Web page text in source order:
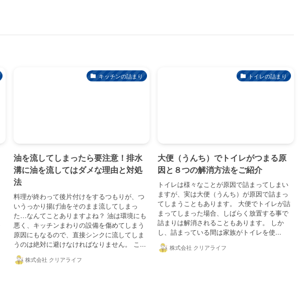
キッチンの詰まり
油を流してしまったら要注意！排水
溝に油を流してはダメな理由と対処
法
料理が終わって後片付けをするつもりが、つ
いうっかり揚げ油をそのまま流してしまっ
た…なんてことありますよね？ 油は環境にも
悪く、キッチンまわりの設備を傷めてしまう
原因にもなるので、直接シンクに流してしま
うのは絶対に避けなければなりません。 こ...
株式会社 クリアライフ
トイレの詰まり
大便（うんち）でトイレがつまる原
因と８つの解消方法をご紹介
トイレは様々なことが原因で詰まってしまい
ますが、実は大便（うんち）が原因で詰まっ
てしまうこともあります。 大便でトイレが詰
まってしまった場合、しばらく放置する事で
詰まりは解消されることもあります。 しか
し、詰まっている間は家族がトイレを使...
株式会社 クリアライフ